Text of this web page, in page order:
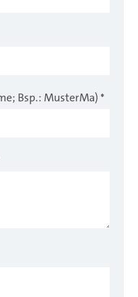
Bsp.: MusterMa) *